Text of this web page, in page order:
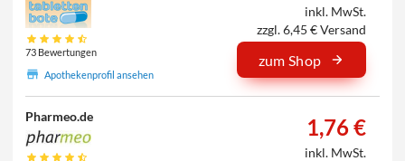
73 Bewertungen
Apothekenprofil ansehen
inkl. MwSt.
zzgl. 6,45 € Versand
zum Shop
Pharmeo.de 1,76 €
inkl. MwSt.